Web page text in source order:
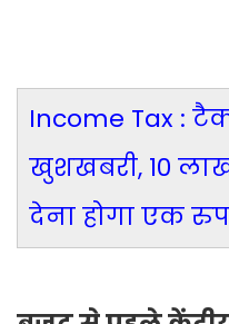
Income Tax :
खुशखबरी, 10
देना होगा एक